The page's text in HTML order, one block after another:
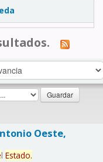
Oeste,
l Estado.